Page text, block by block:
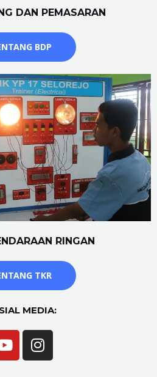
DAN PEMASARAN
BDP
RINGAN
TKR
MEDIA: